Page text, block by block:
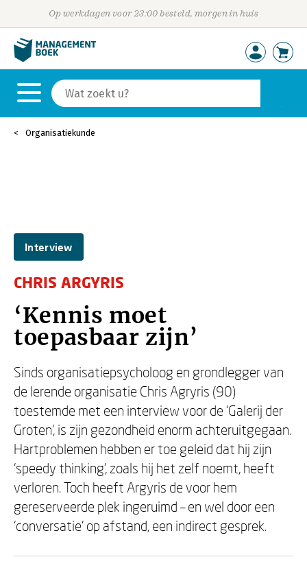
Op werkdagen voor 23:00 besteld, morgen in huis
Organisatiekunde
Interview
CHRIS ARGYRIS
‘Kennis moet
toepasbaar zijn’
Sinds organisatiepsycholoog en grondlegger van
de lerende organisatie Chris Agryris (90)
toestemde met een interview voor de ‘Galerij der
Groten’, is zijn gezondheid enorm achteruitgegaan.
Hartproblemen hebben er toe geleid dat hij zijn
‘speedy thinking’, zoals hij het zelf noemt, heeft
verloren. Toch heeft Argyris de voor hem
gereserveerde plek ingeruimd – en wel door een
‘conversatie’ op afstand, een indirect gesprek.